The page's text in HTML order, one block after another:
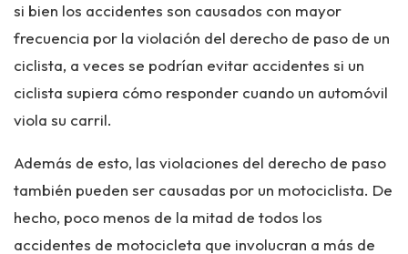
si bien los accidentes son causados ​​con mayor
frecuencia por la violación del derecho de paso de un
ciclista, a veces se podrían evitar accidentes si un
ciclista supiera cómo responder cuando un automóvil
viola su carril.
Además de esto, las violaciones del derecho de paso
también pueden ser causadas por un motociclista. De
hecho, poco menos de la mitad de todos los
accidentes de motocicleta que involucran a más de